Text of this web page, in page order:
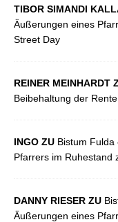
TIBOR SIMANDI
Äußerungen eines
Street Day
REINER MEINHARDT
Beibehaltung der
INGO ZU Bistum
Pfarrers im Ruhestand
DANNY RIESER ZU
Äußerungen eines